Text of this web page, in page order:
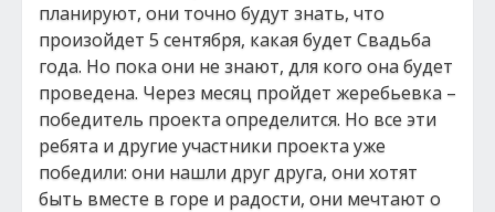
планируют, они точно будут знать, что
произойдет 5 сентября, какая будет Свадьба
года. Но пока они не знают, для кого она будет
проведена. Через месяц пройдет жеребьевка –
победитель проекта определится. Но все эти
ребята и другие участники проекта уже
победили: они нашли друг друга, они хотят
быть вместе в горе и радости, они мечтают о